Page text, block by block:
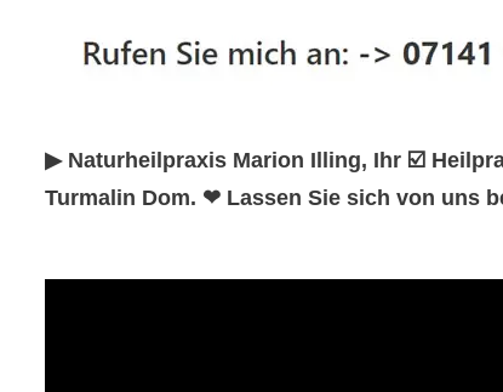
▶︎ Naturheilpraxis Marion Illing, Ihr ☑️
Turmalin Dom. ❤ Lassen Sie sich von uns